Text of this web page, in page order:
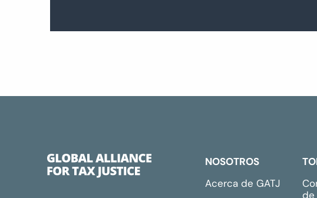
NOSOTROS
Acerca de GATJ
de